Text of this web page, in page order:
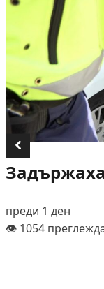
преди 1 ден
👁️ 1054